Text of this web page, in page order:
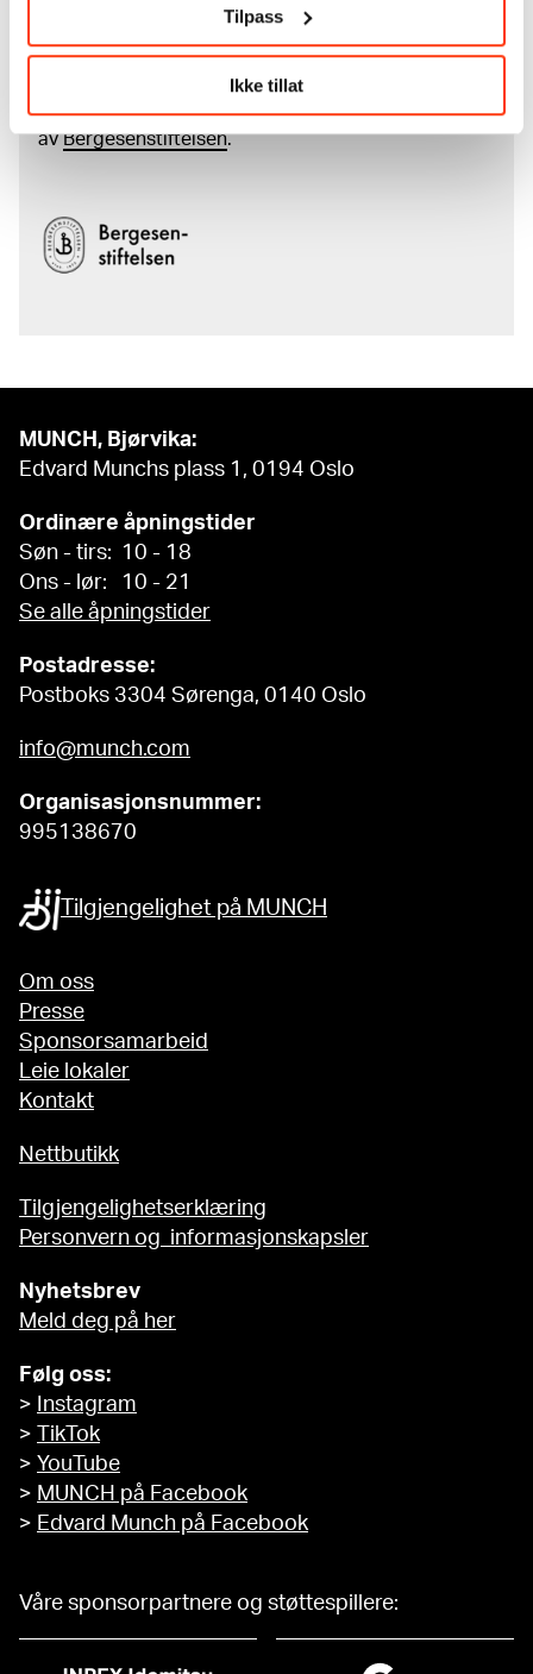
Tilpass
Ikke tillat
Den digitale tilgjengeliggjøringen av museets
samling og katalogen over Edvard Munchs
komplette kunstnerskap er støttet
avBergesenstiftelsen.
MUNCH, Bjørvika:
Edvard Munchs plass 1, 0194 Oslo
Ordinære åpningstider
Søn - tirs: 10 - 18
Ons - lør: 10 - 21
Se alle åpningstider
Postadresse:
Postboks 3304 Sørenga, 0140 Oslo
info@munch.com
Organisasjonsnummer:
995138670
Tilgjengelighet på MUNCH
Om oss
Presse
Sponsorsamarbeid
Leie lokaler
Kontakt
Nettbutikk
Tilgjengelighetserklæring
Personvern og informasjonskapsler
Nyhetsbrev
Meld deg på her
Følg oss:
>
Instagram
>
TikTok
> YouTube
> MUNCH på Facebook
> Edvard Munch på Facebook
Våre sponsorpartnere og støttespillere: